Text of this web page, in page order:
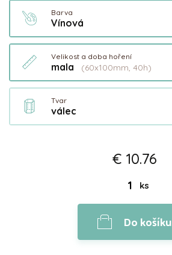
Barva
Vínová
Velikost a doba hoření
mala (60x100mm, 40h)
Tvar
válec
€ 10.76
ks
Do košíku